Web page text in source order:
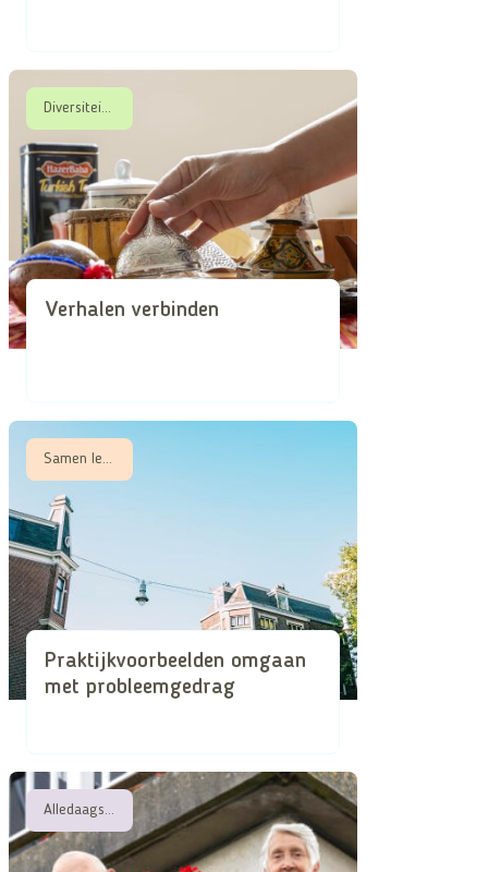
Verhalen verbinden
Praktijkvoorbeelden omgaan
met probleemgedrag